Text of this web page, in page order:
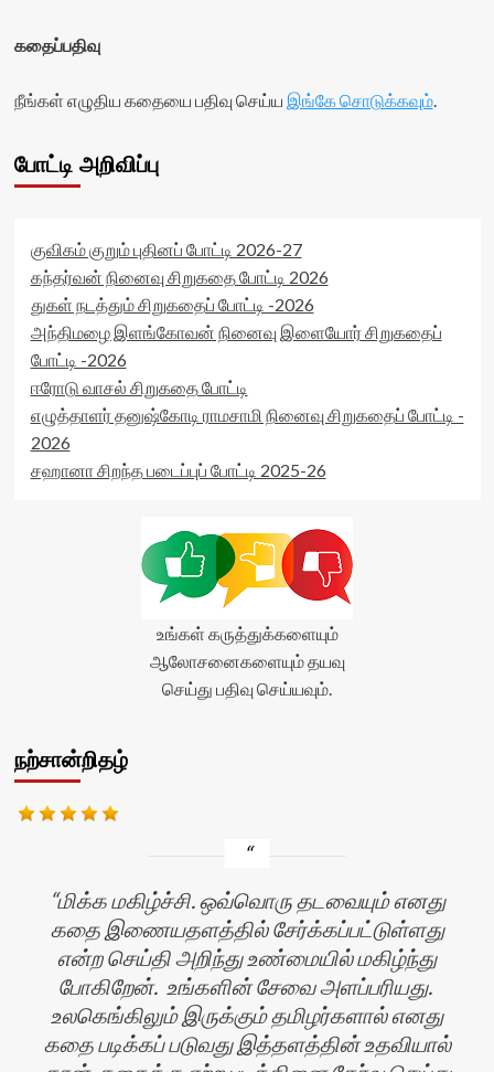
<span
stars-
title-
</span>
</div>
data-
rater-
rater-
readonly='true'
data-
readonly-
attribute='true'
>
</div>
<span
class='yasr-
stars-
average'>0
கதைப்பதிவு
நீங்கள் எழுதிய கதையை பதிவு செய்ய இங்கே சொடுக்கவும்.
போட்டி அறிவிப்பு
குவிகம் குறும் புதினப் போட்டி 2026-27
கந்தர்வன் நினைவு சிறுகதை போட்டி 2026
துகள் நடத்தும் சிறுகதைப் போட்டி -2026
அந்திமழை இளங்கோவன் நினைவு இளையோர் சிறுகதைப்
போட்டி -2026
ஈரோடு வாசல் சிறுகதை போட்டி
எழுத்தாளர் தனுஷ்கோடி ராமசாமி நினைவு சிறுகதைப் போட்டி -
2026
சஹானா சிறந்த படைப்புப் போட்டி 2025-26
உங்கள் கருத்துக்களையும்
ஆலோசனைகளையும் தயவு
செய்து பதிவு செய்யவும்.
நற்சான்றிதழ்
மிக்க மகிழ்ச்சி. ஒவ்வொரு தடவையும் எனது
கதை இணையதளத்தில் சேர்க்கப்பட்டுள்ளது
என்ற செய்தி அறிந்து உண்மையில் மகிழ்ந்து
போகிறேன். உங்களின் சேவை அளப்பரியது.
உலகெங்கிலும் இருக்கும் தமிழர்களால் எனது
கதை படிக்கப் படுவது இத்தளத்தின் உதவியால்